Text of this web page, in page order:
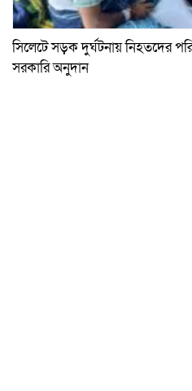
সিলেটে সড়ক দুর্ঘটনায় নিহতদের
সরকারি অনুদান